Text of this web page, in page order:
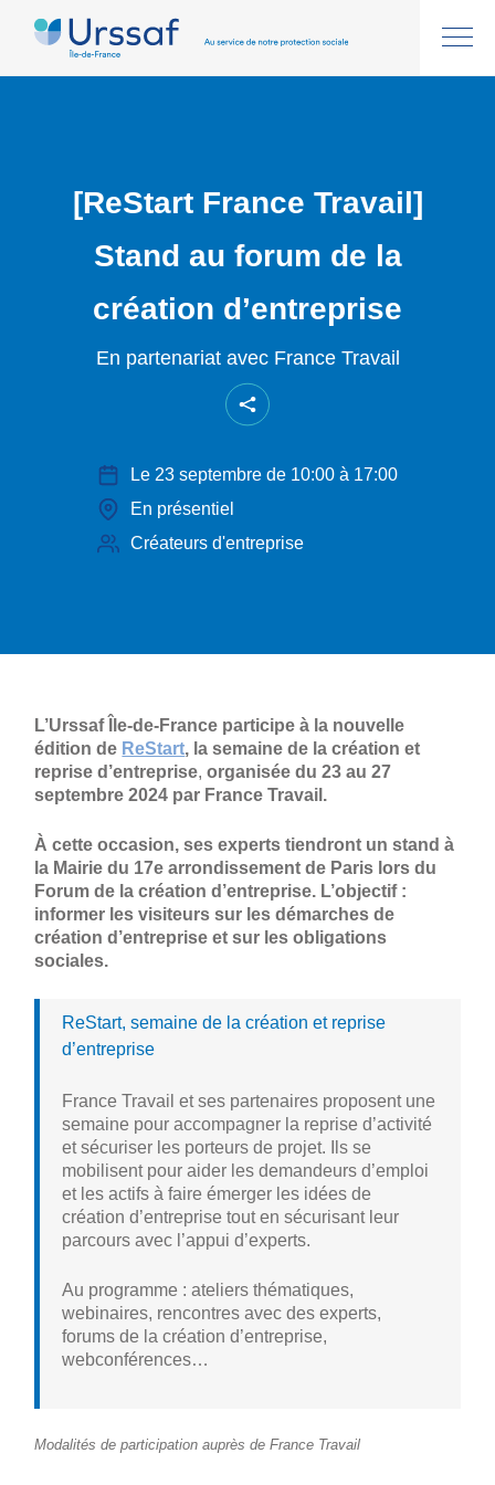
[ReStart France Travail]
Stand au forum de la
création d’entreprise
En partenariat avec France Travail
Le 23 septembre de 10:00 à 17:00
En présentiel
Créateurs d'entreprise
L’Urssaf Île-de-France participe à la nouvelle
édition de ReStart, la semaine de la création et
reprise d’entreprise,organisée du 23 au 27
septembre 2024 par France Travail.
À cette occasion, ses experts tiendront un stand à
la Mairie du 17e arrondissement de Paris lors du
Forum de la création d’entreprise. L’objectif :
informer les visiteurs sur les démarches de
création d’entreprise et sur les obligations
sociales.
ReStart, semaine de la création et reprise
d’entreprise
France Travail et ses partenaires proposent une
semaine pour accompagner la reprise d’activité
et sécuriser les porteurs de projet. Ils se
mobilisent pour aider les demandeurs d’emploi
et les actifs à faire émerger les idées de
création d’entreprise tout en sécurisant leur
parcours avec l’appui d’experts.
Au programme : ateliers thématiques,
webinaires, rencontres avec des experts,
forums de la création d’entreprise,
webconférences…
Modalités de participation auprès de France Travail